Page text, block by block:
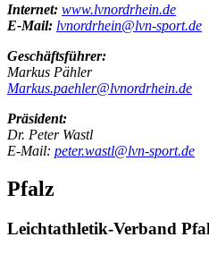
Internet: www.lvnordrhein.de
E-Mail: lvnordrhein@lvn-sport.de
Geschäftsführer:
Markus Pähler
Markus.paehler@lvnordrhein.de
Präsident:
Dr. Peter Wastl
E-Mail: peter.wastl@lvn-sport.de
Pfalz
Leichtathletik-Verband